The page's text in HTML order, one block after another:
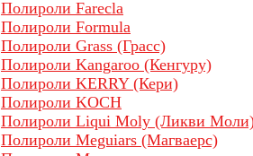
Полироли Farecla
Полироли Formula
Полироли Grass (Грасс)
Полироли Kangaroo (Кенгуру)
Полироли KERRY (Кери)
Полироли KOCH
Полироли Liqui Moly (Ликви
Полироли Meguiars (Магваерс)